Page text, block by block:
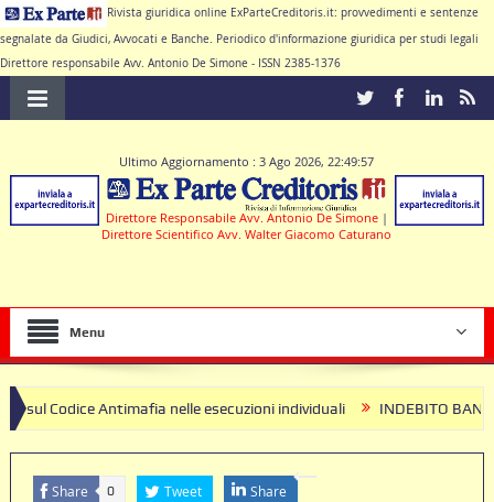
Rivista giuridica online ExParteCreditoris.it: provvedimenti e sentenze
segnalate da Giudici, Avvocati e Banche. Periodico d'informazione giuridica per studi legali
Direttore responsabile Avv. Antonio De Simone - ISSN 2385-1376
Ultimo Aggiornamento : 3 Ago 2026, 22:49:57
Direttore Responsabile Avv. Antonio De Simone |
Direttore Scientifico Avv. Walter Giacomo Caturano
Menu
Antimafia nelle esecuzioni individuali INDEBITO BANCARIO: il
Share 0 Tweet Share